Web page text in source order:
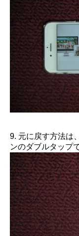
9. 元に戻す方法は
ンのダブルタップ